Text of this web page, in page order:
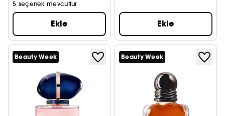
5 seçenek mevcuttur
Ekle Ekle
Beauty Week Beauty Week